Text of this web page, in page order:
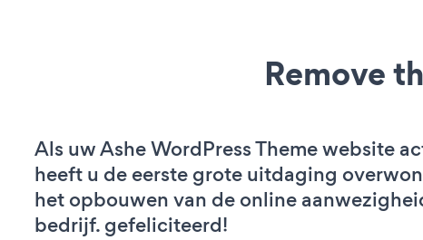
Remove
Als uw Ashe WordPress Theme website
heeft u de eerste grote uitdaging
het opbouwen van de online
bedrijf. gefeliciteerd!